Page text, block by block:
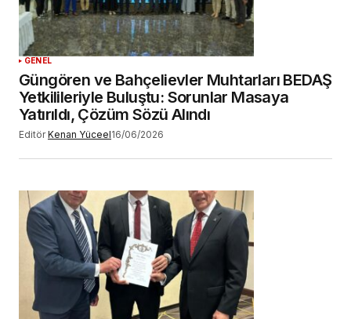
GENEL
Güngören ve Bahçelievler Muhtarları BEDAŞ
Yetkilileriyle Buluştu: Sorunlar Masaya
Yatırıldı, Çözüm Sözü Alındı
Editör Kenan Yüceel16/06/2026